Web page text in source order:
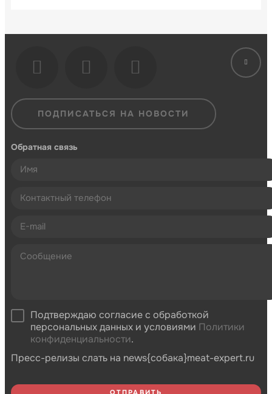
ПОДПИСАТЬСЯ НА НОВОСТИ
Обратная связь
Подтверждаю согласие с обработкой
персональных данных и условиями Политики
конфиденциальности.
Пресс-релизы слать на news{собака}meat-expert.ru